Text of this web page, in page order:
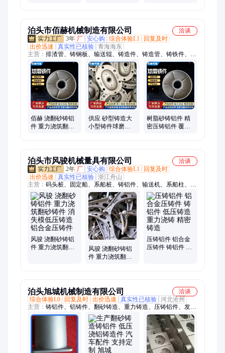
泊头市佰赫机械制造有限公司
洽谈
3年 厂 安心购 综合体验L1
回复及时
出价迅速
真实性已核验 青海海东
主营： 排渣管、铸钢板、输送辊、铸造件、铸造管、铸铁件、铁
铸件、铸钢件、钢铸件、灰铁件、压铸件、耐热舟、下底板、炉
台板、还原罐、耐热钢、导向板、耐磨管、下料管、耐磨钢、泡
沫模、挡砖圈、斜口管、炉底板、灰铸铁
佰赫 浇翻砂铸铝
件 重力浇筑翻砂
供应 砂型铸造大
小型铸件球磨铸
树脂砂铸铝件 精
密压铸铝件 覆膜
泊头市风骏机械量具有限公司
洽谈
2年 厂 安心购 综合体验L1
回复及时
出价迅速
真实性已核验 浙江舟山
主营： 码头桩、固定船、系船桩、铸铝件、输送机、系船柱、系
缆桩、铸铁码头、铸铁羊角、栓船桩子、铸铁系船钩、铸铁拴船
墩、港口栓船柱、鸭嘴型带缆桩、铸铁铸钢圆柱、防撞橡胶护
舷、码头铸铁缆绳桩、码头铸铁栓船桩、圆底方底栓船桩、方底
铸铁带缆桩、橡胶护舷防撞块、方底铸钢栓船柱
风骏 浇翻砂铸铝
件 重力浇筑翻砂
风骏 浇翻砂铸铝
件 重力浇筑翻砂
压铸铝件 铝合金
压铸件 铸铝件 低
泊头旭城机械制造有限公司
洽谈
综合体验L0
回复及时 出价迅速 真实性已核验 河北沧州
主营： 铸铝件、铝铸件、翻砂铸造、重力铸造、压铸铝件、发动
机配件、阀门